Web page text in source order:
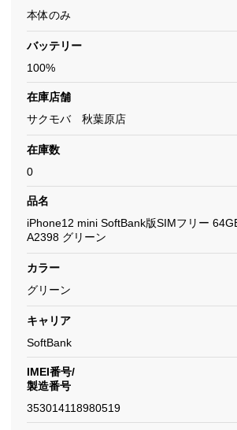
本体のみ
バッテリー
100%
在庫店舗
サクモバ 秋葉原店
在庫数
0
品名
iPhone12 mini SoftBank版SIMフリー
A2398 グリーン
カラー
グリーン
キャリア
SoftBank
IMEI番号/
製造番号
353014118980519